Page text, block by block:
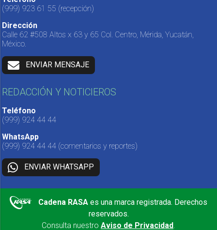
(999) 923 61 55 (recepción)
Dirección
Calle 62 #508 Altos x 63 y 65 Col. Centro, Mérida, Yucatán,
México.
ENVIAR MENSAJE
REDACCIÓN Y NOTICIEROS
Teléfono
(999) 924 44 44
WhatsApp
(999) 924 44 44 (comentarios y reportes)
ENVIAR WHATSAPP
Cadena RASA es una marca registrada. Derechos
reservados.
Consulta nuestro Aviso de Privacidad.